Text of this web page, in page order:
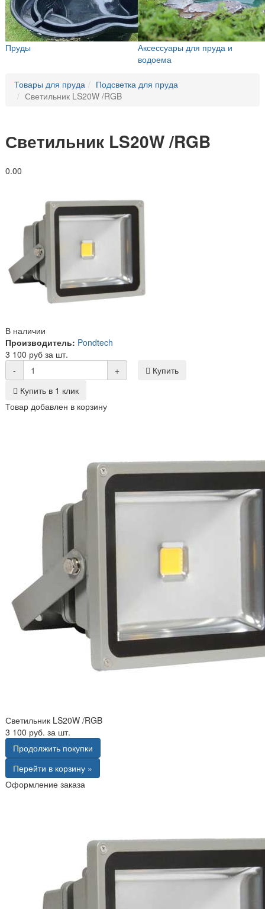
Пруды
Аксессуары для пруда и
водоема
Товары для пруда
Подсветка для пруда
Светильник LS20W /RGB
Светильник LS20W /RGB
0.00
В наличии
Производитель: Pondtech
3 100 руб за шт.
-
+
Купить
Купить в 1 клик
Товар добавлен в корзину
Светильник LS20W /RGB
3 100 руб. за шт.
Продолжить покупки
Перейти в корзину »
Оформление заказа